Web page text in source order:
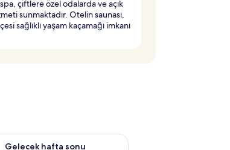
çiftlere özel odalarda ve açık
sunmaktadır. Otelin saunası,
sağlıklı yaşam kaçamağı imkanı
9
Gelecek hafta sonu
hafta sonu için müsaitliği kontrol et Ağu 14 -